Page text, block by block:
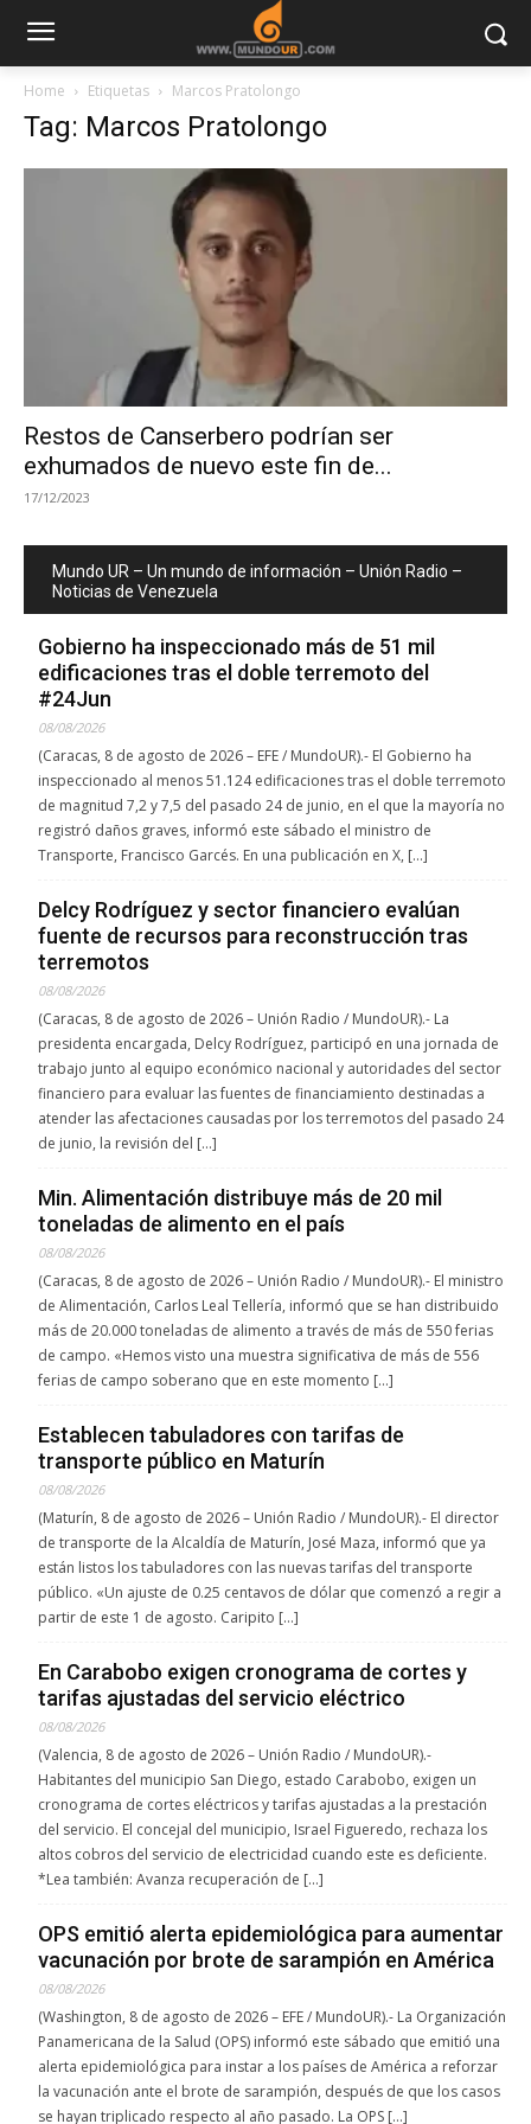
Home Etiquetas Marcos Pratolongo
Tag: Marcos Pratolongo
Restos de Canserbero podrían ser
exhumados de nuevo este fin de...
17/12/2023
Mundo UR – Un mundo de información – Unión Radio –
Noticias de Venezuela
Gobierno ha inspeccionado más de 51 mil
edificaciones tras el doble terremoto del
#24Jun
08/08/2026
(Caracas, 8 de agosto de 2026 – EFE / MundoUR).- El Gobierno ha
inspeccionado al menos 51.124 edificaciones tras el doble terremoto
de magnitud 7,2 y 7,5 del pasado 24 de junio, en el que la mayoría no
registró daños graves, informó este sábado el ministro de
Transporte, Francisco Garcés. En una publicación en X, […]
Delcy Rodríguez y sector financiero evalúan
fuente de recursos para reconstrucción tras
terremotos
08/08/2026
(Caracas, 8 de agosto de 2026 – Unión Radio / MundoUR).- La
presidenta encargada, Delcy Rodríguez, participó en una jornada de
trabajo junto al equipo económico nacional y autoridades del sector
financiero para evaluar las fuentes de financiamiento destinadas a
atender las afectaciones causadas por los terremotos del pasado 24
de junio, la revisión del […]
Min. Alimentación distribuye más de 20 mil
toneladas de alimento en el país
08/08/2026
(Caracas, 8 de agosto de 2026 – Unión Radio / MundoUR).- El ministro
de Alimentación, Carlos Leal Tellería, informó que se han distribuido
más de 20.000 toneladas de alimento a través de más de 550 ferias
de campo. «Hemos visto una muestra significativa de más de 556
ferias de campo soberano que en este momento […]
Establecen tabuladores con tarifas de
transporte público en Maturín
08/08/2026
(Maturín, 8 de agosto de 2026 – Unión Radio / MundoUR).- El director
de transporte de la Alcaldía de Maturín, José Maza, informó que ya
están listos los tabuladores con las nuevas tarifas del transporte
público. «Un ajuste de 0.25 centavos de dólar que comenzó a regir a
partir de este 1 de agosto. Caripito […]
En Carabobo exigen cronograma de cortes y
tarifas ajustadas del servicio eléctrico
08/08/2026
(Valencia, 8 de agosto de 2026 – Unión Radio / MundoUR).-
Habitantes del municipio San Diego, estado Carabobo, exigen un
cronograma de cortes eléctricos y tarifas ajustadas a la prestación
del servicio. El concejal del municipio, Israel Figueredo, rechaza los
altos cobros del servicio de electricidad cuando este es deficiente.
*Lea también: Avanza recuperación de […]
OPS emitió alerta epidemiológica para aumentar
vacunación por brote de sarampión en América
08/08/2026
(Washington, 8 de agosto de 2026 – EFE / MundoUR).- La Organización
Panamericana de la Salud (OPS) informó este sábado que emitió una
alerta epidemiológica para instar a los países de América a reforzar
la vacunación ante el brote de sarampión, después de que los casos
se hayan triplicado respecto al año pasado. La OPS […]